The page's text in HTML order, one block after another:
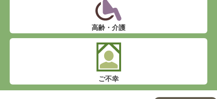
高齢・介護
ご不幸